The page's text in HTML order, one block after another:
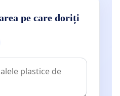
pe care doriți